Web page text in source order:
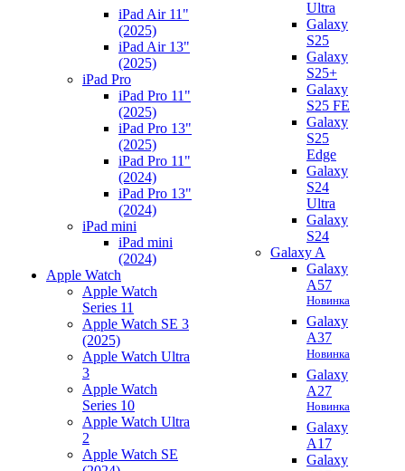
iPad Air 11"
(2025)
iPad Air 13"
(2025)
iPad Pro
iPad Pro 11"
(2025)
iPad Pro 13"
(2025)
iPad Pro 11"
(2024)
iPad Pro 13"
(2024)
iPad mini
iPad mini
(2024)
Apple Watch
Apple Watch
Series 11
Apple Watch SE 3
(2025)
Apple Watch Ultra
3
Apple Watch
Series 10
Apple Watch Ultra
2
Apple Watch SE
Ultra
Galaxy
S25
Galaxy
S25+
Galaxy
S25 FE
Galaxy
S25
Edge
Galaxy
S24
Ultra
Galaxy
S24
Galaxy A
Galaxy
A57
Новинка
Galaxy
A37
Новинка
Galaxy
A27
Новинка
Galaxy
A17
Galaxy